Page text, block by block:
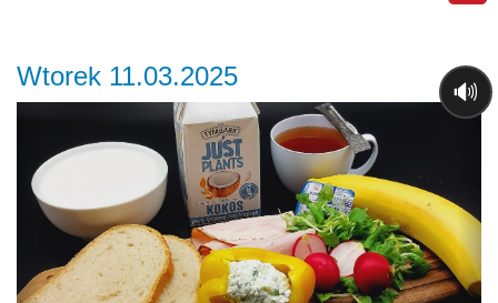
Wtorek 11.03.2025
🔊